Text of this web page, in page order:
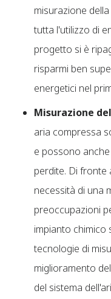
misurazione
tutta l'utilizzo di
progetto si è
risparmi ben
energetici nel
Misurazione
aria compressa
e possono
perdite. Di fronte
necessità di una
preoccupazioni
impianto chimico
tecnologie di
miglioramento
del sistema